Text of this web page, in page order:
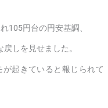
105円台の円安基調、
しを見せました。
起きていると報じられて